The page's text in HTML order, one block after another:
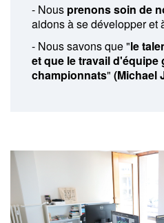
- Nous prenons soin de
aidons à se développer et
- Nous savons que "le
et que le travail d'équipe
championnats"(Michael